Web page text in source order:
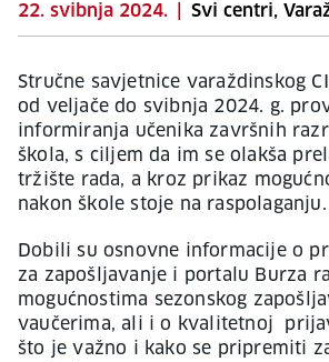
22. svibnja 2024. Svi centri,
Stručne savjetnice varaždinskog
od veljače do svibnja 2024. g.
informiranja učenika završnih
škola, s ciljem da im se olakša
tržište rada, a kroz prikaz
nakon škole stoje na raspolaganju.
Dobili su osnovne informacije o
za zapošljavanje i portalu Burza
mogućnostima sezonskog
vaučerima, ali i o kvalitetnoj
što je važno i kako se pripremiti